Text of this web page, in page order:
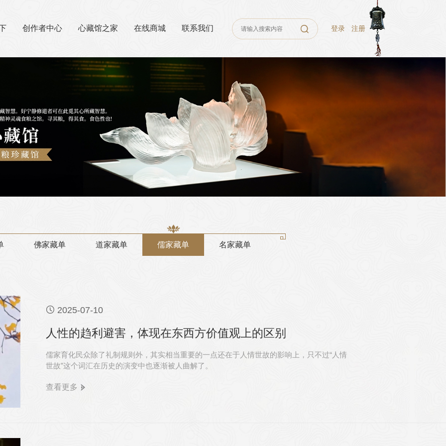
创作者中心 心藏馆之家 在线商城 联系我们 登录 注册
佛家藏单 道家藏单 儒家藏单 名家藏单
 2025-07-10
人性的趋利避害，体现在东西方价值观上的区别
儒家育化民众除了礼制规则外，其实相当重要的一点还在于人情世故的影响上，只不过“人情
世故”这个词汇在历史的演变中也逐渐被人曲解了。
查看更多